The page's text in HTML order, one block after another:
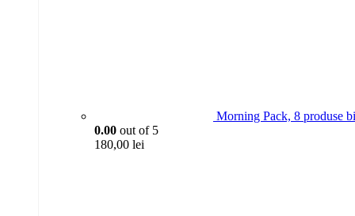
Morning Pack, 8 produse
0.00 out of 5
180,00 lei